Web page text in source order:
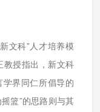
文科”人才培养模
教授指出，新文科
学界同仁所倡导的
篮”的思路则与其